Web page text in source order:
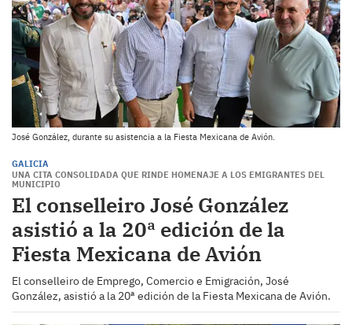
José González, durante su asistencia a la Fiesta Mexicana de Avión.
GALICIA
UNA CITA CONSOLIDADA QUE RINDE HOMENAJE A LOS EMIGRANTES DEL
MUNICIPIO
El conselleiro José González
asistió a la 20ª edición de la
Fiesta Mexicana de Avión
El conselleiro de Emprego, Comercio e Emigración, José
González, asistió a la 20ª edición de la Fiesta Mexicana de Avión.